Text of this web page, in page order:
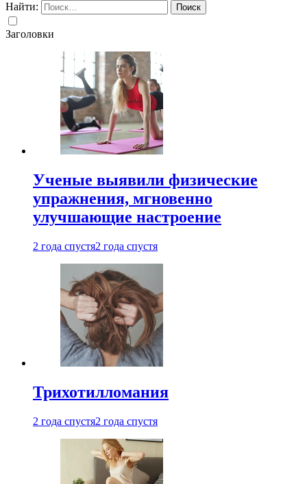
Найти:
Заголовки
Ученые выявили физические
упражнения, мгновенно
улучшающие настроение
2 года спустя2 года спустя
Трихотилломания
2 года спустя2 года спустя